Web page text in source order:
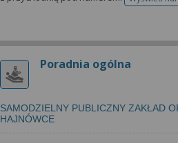
Poradnia ogólna
SAMODZIELNY PUBLICZNY ZAKŁAD
HAJNÓWCE